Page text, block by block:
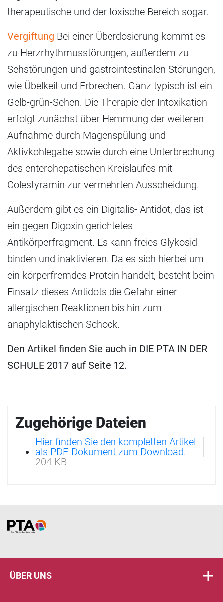
therapeutische und der toxische Bereich sogar.
Vergiftung Bei einer Überdosierung kommt es
zu Herzrhythmusstörungen, außerdem zu
Sehstörungen und gastrointestinalen Störungen,
wie Übelkeit und Erbrechen. Ganz typisch ist ein
Gelb-grün-Sehen. Die Therapie der Intoxikation
erfolgt zunächst über Hemmung der weiteren
Aufnahme durch Magenspülung und
Aktivkohlegabe sowie durch eine Unterbrechung
des enterohepatischen Kreislaufes mit
Colestyramin zur vermehrten Ausscheidung.
Außerdem gibt es ein Digitalis- Antidot, das ist
ein gegen Digoxin gerichtetes
Antikörperfragment. Es kann freies Glykosid
binden und inaktivieren. Da es sich hierbei um
ein körperfremdes Protein handelt, besteht beim
Einsatz dieses Antidots die Gefahr einer
allergischen Reaktionen bis hin zum
anaphylaktischen Schock.
Den Artikel finden Sie auch in DIE PTA IN DER
SCHULE 2017 auf Seite 12.
Zugehörige Dateien
Hier finden Sie den kompletten Artikel
als PDF-Dokument zum Download.
204 KB
Home
ÜBER UNS